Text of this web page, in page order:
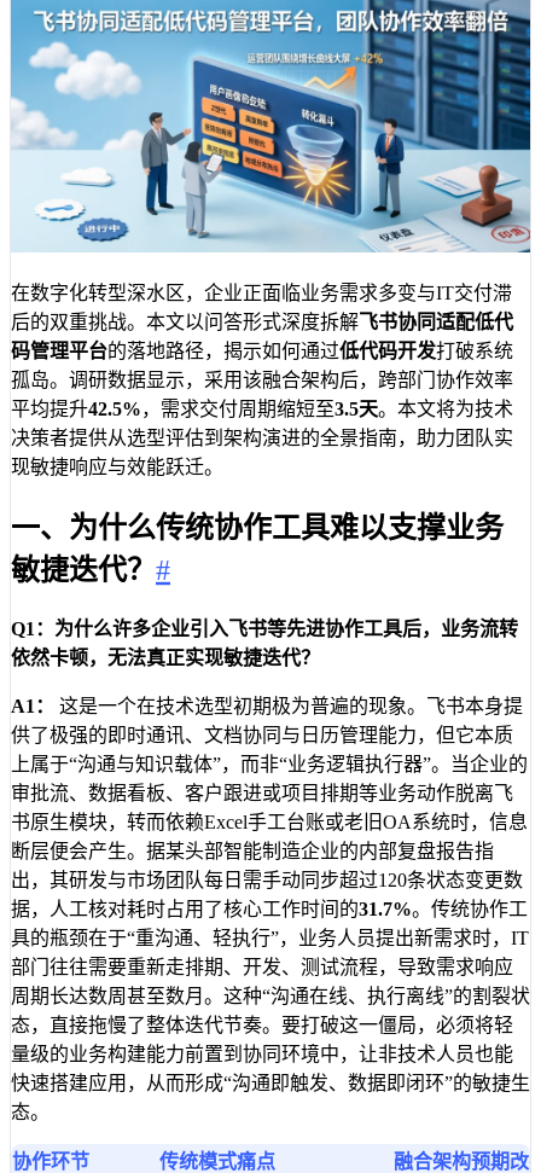
在数字化转型深水区，企业正面临业务需求多变与IT交付滞
后的双重挑战。本文以问答形式深度拆解飞书协同适配低代
码管理平台的落地路径，揭示如何通过低代码开发打破系统
孤岛。调研数据显示，采用该融合架构后，跨部门协作效率
平均提升42.5%，需求交付周期缩短至3.5天。本文将为技术
决策者提供从选型评估到架构演进的全景指南，助力团队实
现敏捷响应与效能跃迁。
一、为什么传统协作工具难以支撑业务
敏捷迭代？ #
Q1：为什么许多企业引入飞书等先进协作工具后，业务流转
依然卡顿，无法真正实现敏捷迭代？
A1：
这是一个在技术选型初期极为普遍的现象。飞书本身提
供了极强的即时通讯、文档协同与日历管理能力，但它本质
上属于“沟通与知识载体”，而非“业务逻辑执行器”。当企业的
审批流、数据看板、客户跟进或项目排期等业务动作脱离飞
书原生模块，转而依赖Excel手工台账或老旧OA系统时，信息
断层便会产生。据某头部智能制造企业的内部复盘报告指
出，其研发与市场团队每日需手动同步超过120条状态变更数
据，人工核对耗时占用了核心工作时间的31.7%。传统协作工
具的瓶颈在于“重沟通、轻执行”，业务人员提出新需求时，IT
部门往往需要重新走排期、开发、测试流程，导致需求响应
周期长达数周甚至数月。这种“沟通在线、执行离线”的割裂状
态，直接拖慢了整体迭代节奏。要打破这一僵局，必须将轻
量级的业务构建能力前置到协同环境中，让非技术人员也能
快速搭建应用，从而形成“沟通即触发、数据即闭环”的敏捷生
态。
协作环节 传统模式痛点
融合架构预期改